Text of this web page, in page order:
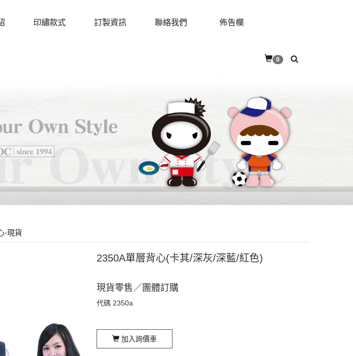
印繡款式 訂製資訊 聯絡我們 佈告欄
0
-現貨
2350A單層背心(卡其/深灰/深藍/紅色)
現貨零售／團體訂購
代碼 2350a
加入詢價車